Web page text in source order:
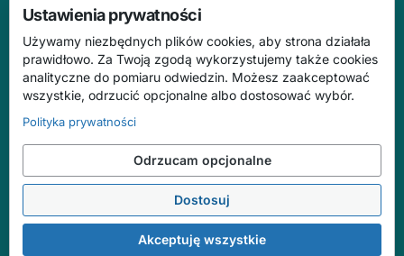
przypadków należy bezzwłocznie konsultować z prowadzącym
lekarzem ginekologiem lub innym stosownym specjalistą w danej
dziedzinie. DOBRY DOM nie odpowiada za treść reklam,
nie ponosi również żadnych konsekwencji prawnych ani
odpowiedzialności za następstwa mogące wyniknąć na skutek
zastosowania podanych informacji bez wcześniejszej konsultacji
Na stronie abcdobrejmamy.pl mogą występować wpisy
o charakterze reklamowym.
© 2026 ABC Dobrej Mamy. Wszelkie prawa zastrzeżone.
ze specjalistą.
Ustawienia prywatności
Używamy niezbędnych plików cookies, aby strona działała
prawidłowo. Za Twoją zgodą wykorzystujemy także cookies
analityczne do pomiaru odwiedzin. Możesz zaakceptować
wszystkie, odrzucić opcjonalne albo dostosować wybór.
Polityka prywatności
Odrzucam opcjonalne
Dostosuj
Akceptuję wszystkie